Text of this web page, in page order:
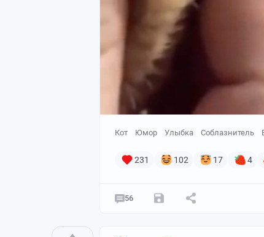
Кот Юмор Улыбка Соблазнитель
231 102 17 4
56